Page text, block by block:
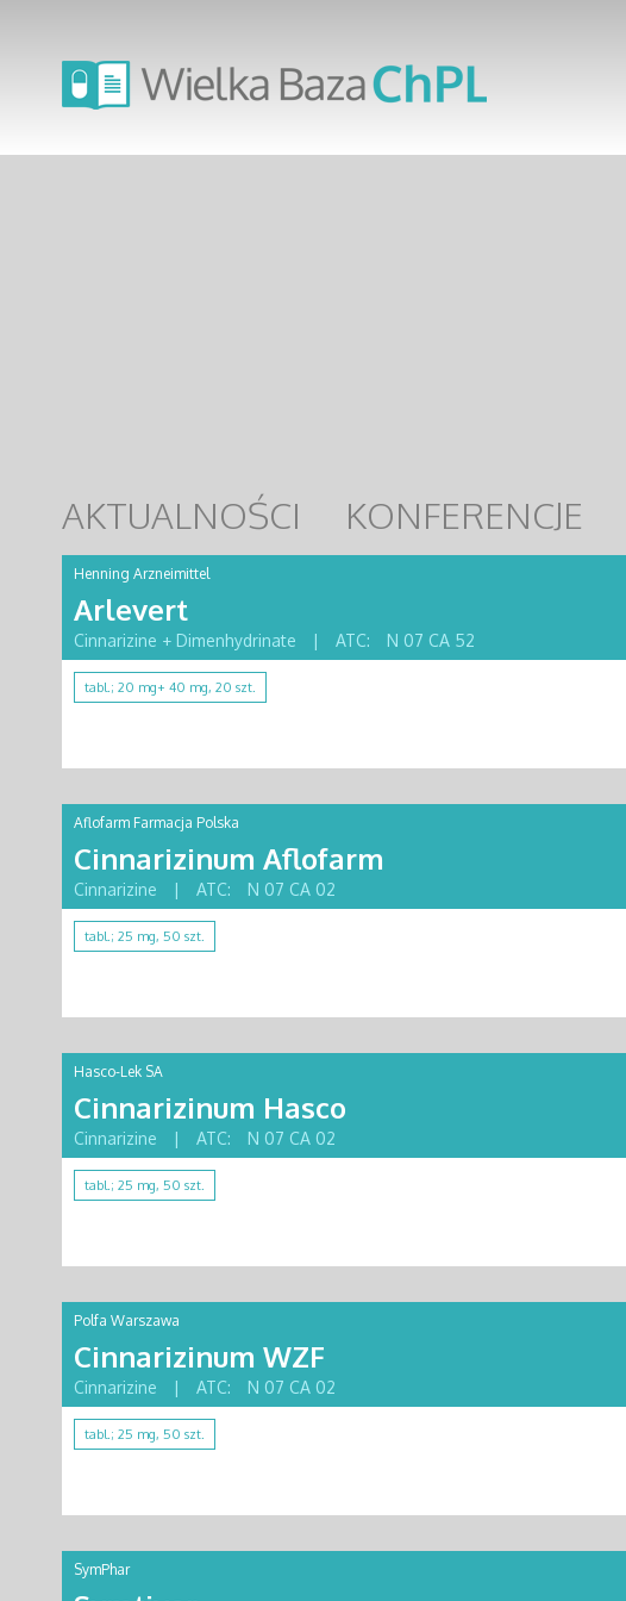
AKTUALNOŚCI KONFERENCJE
Henning Arzneimittel
Arlevert
Cinnarizine + Dimenhydrinate
| ATC: N 07 CA 52
tabl.; 20 mg+ 40 mg, 20 szt.
Aflofarm Farmacja Polska
Cinnarizinum Aflofarm
Cinnarizine
| ATC: N 07 CA 02
tabl.; 25 mg, 50 szt.
Hasco-Lek SA
Cinnarizinum Hasco
Cinnarizine
| ATC: N 07 CA 02
tabl.; 25 mg, 50 szt.
Polfa Warszawa
Cinnarizinum WZF
Cinnarizine
| ATC: N 07 CA 02
tabl.; 25 mg, 50 szt.
SymPhar